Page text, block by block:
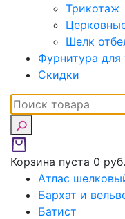
Трикотаж
Церковные
Шелк
Фурнитура для
Скидки
Корзина пуста 0 руб.
Атлас шелковый
Бархат и вельвет
Батист